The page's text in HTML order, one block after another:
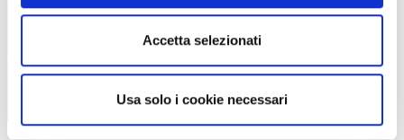
Accetta selezionati
Usa solo i cookie necessari